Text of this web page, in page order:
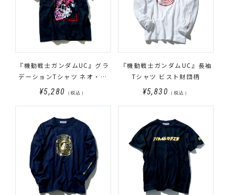
『機動戦士ガンダムUC』グラ
デーションTシャツ ネオ・ジ
オング柄
¥5,280 （税込）
『機動戦士ガンダムUC』長袖
Tシャツ ビスト財団柄
¥5,830 （税込）